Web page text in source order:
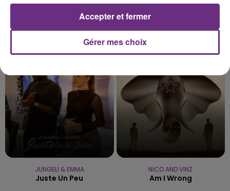
rémois. Le magasin JouéClub est contraint de
TITRES DIFFUSÉS
JUNGELI & EMMA
Juste Un Peu
NICO AND VINZ
Am I Wrong
Gérer mes choix
Accepter et fermer